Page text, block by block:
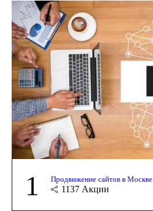
1 Продвижение сайтов в Москве
1137 Акции